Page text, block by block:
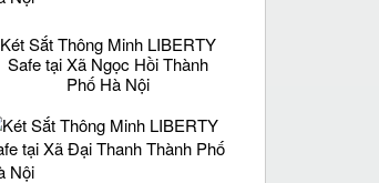
Két Sắt Thông Minh LIBERTY
Safe tại Xã Ngọc Hồi Thành
Phố Hà Nội